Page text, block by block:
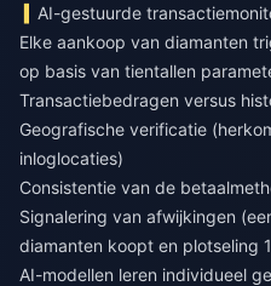
AI-gestuurde
Elke aankoop van diamanten
op basis van tientallen
Transactiebedragen versus
Geografische verificatie
inloglocaties)
Consistentie van de
Signalering van afwijkingen
diamanten koopt en plotseling
AI-modellen leren individueel